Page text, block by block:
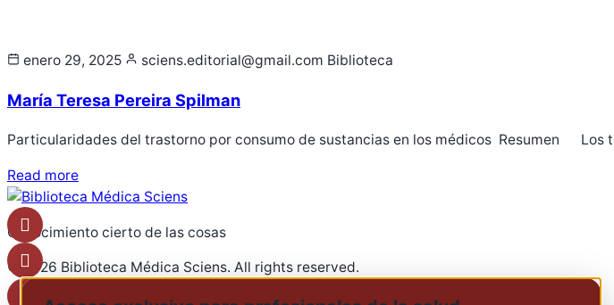
enero 29, 2025 sciens.editorial@gmail.com Biblioteca
María Teresa Pereira Spilman
Particularidades del trastorno por consumo de sustancias en los médicos Resumen Los
Read more
Conocimiento cierto de las cosas
© 2026 Biblioteca Médica Sciens. All rights reserved.